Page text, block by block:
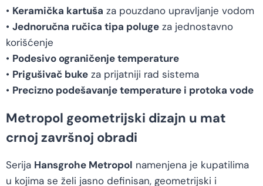
• Keramička kartuša za pouzdano upravljanje vodom
• Jednoručna ručica tipa poluge za jednostavno
korišćenje
• Podesivo ograničenje temperature
• Prigušivač buke za prijatniji rad sistema
• Precizno podešavanje temperature i protoka vode
Metropol geometrijski dizajn u mat
crnoj završnoj obradi
Serija Hansgrohe Metropol namenjena je kupatilima
u kojima se želi jasno definisan, geometrijski i